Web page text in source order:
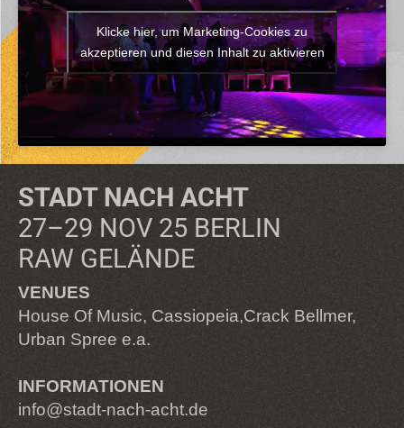
Klicke hier, um Marketing-Cookies zu
akzeptieren und diesen Inhalt zu aktivieren
STADT NACH ACHT
27–29 NOV 25 BERLIN
RAW GELÄNDE
VENUES
House Of Music, Cassiopeia,Crack Bellmer,
Urban Spree e.a.
INFORMATIONEN
info@stadt-nach-acht.de